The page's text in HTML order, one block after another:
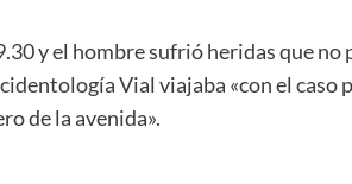
y el hombre sufrió heridas que
Vial viajaba «con el caso
de la avenida».